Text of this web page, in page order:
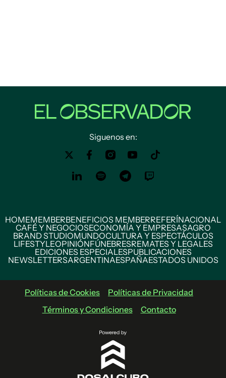
Siguenos en:
HOMEMEMBERBENEFICIOS MEMBERREFERÍNACIONAL
CAFÉ Y NEGOCIOSECONOMÍA Y EMPRESASAGRO
BRAND STUDIOMUNDOCULTURA Y ESPECTÁCULOS
LIFESTYLEOPINIÓNFÚNEBRESREMATES Y LEGALES
EDICIONES ESPECIALESPUBLICACIONES
NEWSLETTERSARGENTINAESPAÑAESTADOS UNIDOS
Políticas de Cookies
Políticas de Privacidad
Términos y Condiciones
Contacto